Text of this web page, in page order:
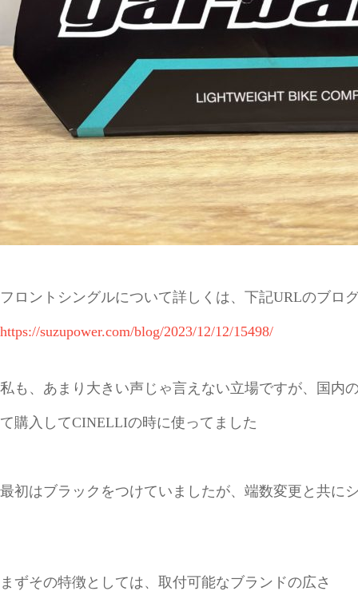
フロントシングルについて詳しくは、下記URLのブロ
https://suzupower.com/blog/2023/12/12/15498/
私も、あまり大きい声じゃ言えない立場ですが、国内
て購入してCINELLIの時に使ってました
最初はブラックをつけていましたが、端数変更と共に
まずその特徴としては、取付可能なブランドの広さ